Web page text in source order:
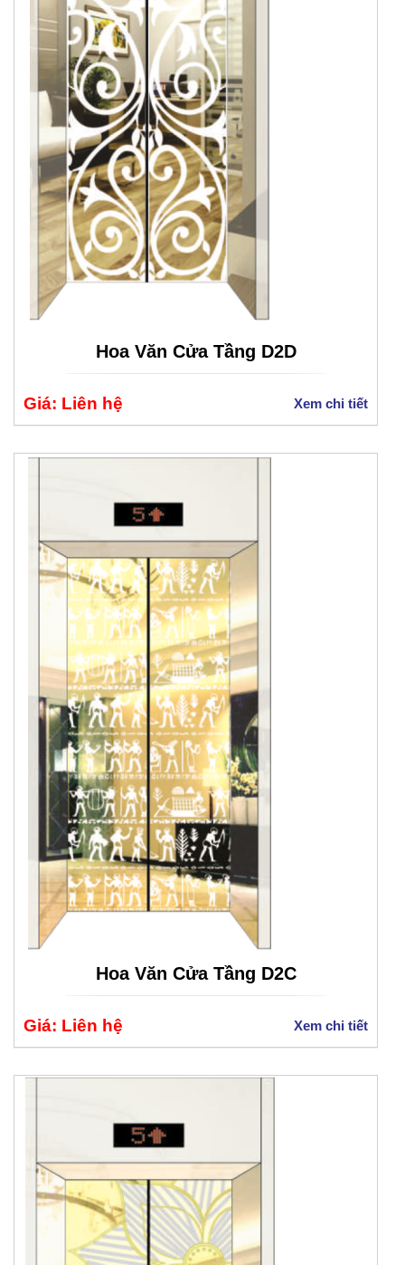
Hoa Văn Cửa Tầng D2D
Giá: Liên hệ Xem chi tiết
Hoa Văn Cửa Tầng D2C
Giá: Liên hệ Xem chi tiết